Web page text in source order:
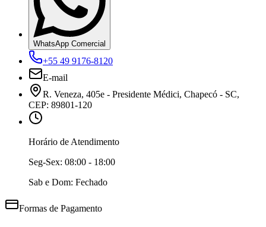
WhatsApp Comercial
+55 49 9176-8120
E-mail
R. Veneza, 405e - Presidente Médici, Chapecó - SC,
CEP: 89801-120
Horário de Atendimento
Seg-Sex: 08:00 - 18:00
Sab e Dom: Fechado
Formas de Pagamento